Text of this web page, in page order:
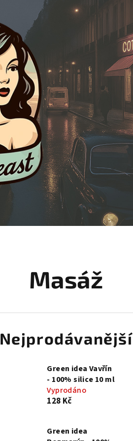
Masáž
Nejprodávanější
Green idea Vavřín
- 100% silice 10 ml
Vyprodáno
128 Kč
Green idea